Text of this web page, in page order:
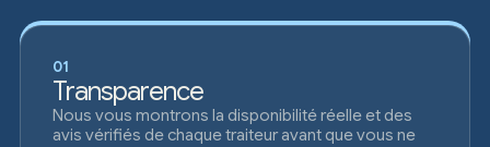
01
Transparence
Nous vous montrons la disponibilité réelle et des
avis vérifiés de chaque traiteur avant que vous ne